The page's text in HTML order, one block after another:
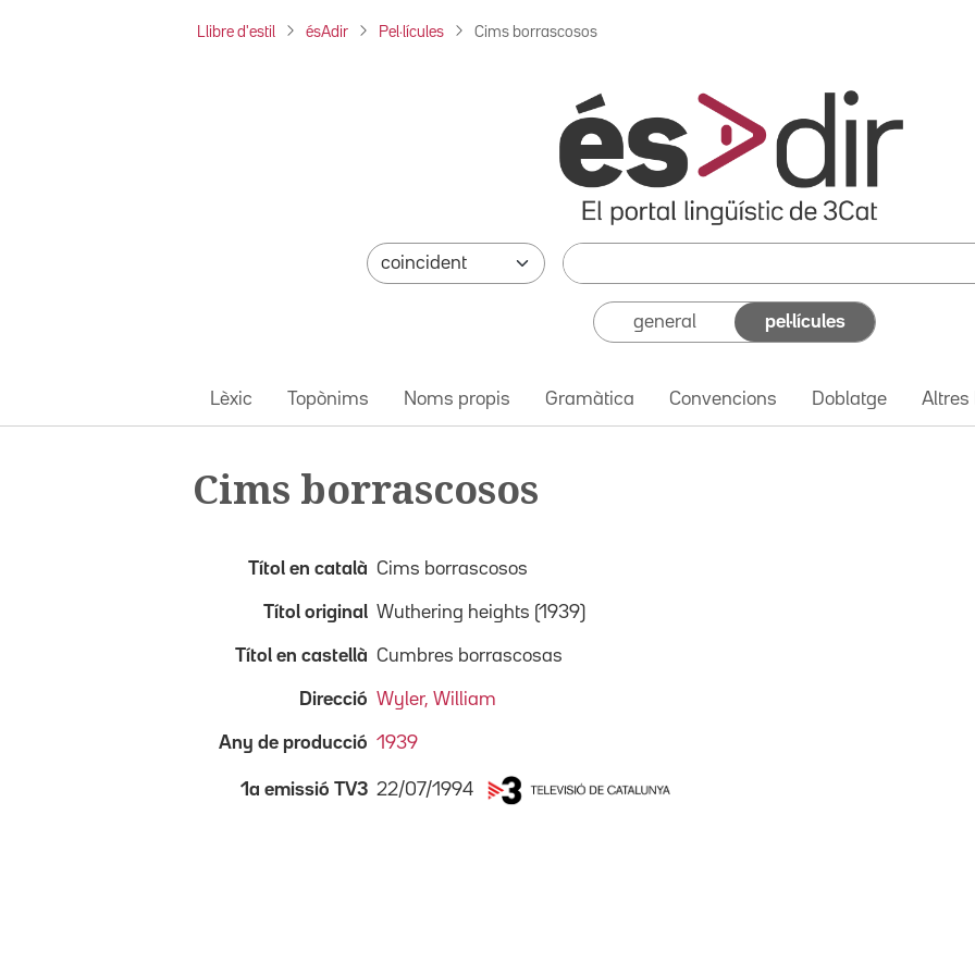
Llibre d'estil ésAdir Pel·lícules Cims borrascosos
general pel·lícules
Lèxic Topònims Noms propis Gramàtica Convencions Doblatge Altres
Cims borrascosos
Títol en català Cims borrascosos
Títol original Wuthering heights (1939)
Títol en castellà Cumbres borrascosas
Direcció Wyler, William
Any de producció 1939
1a emissió TV3 22/07/1994